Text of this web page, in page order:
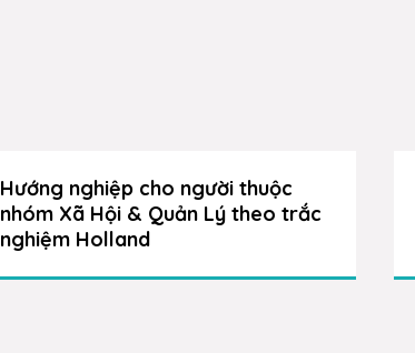
Hướng nghiệp cho người thuộc
nhóm Xã Hội & Quản Lý theo trắc
nghiệm Holland